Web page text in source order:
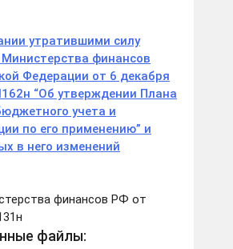
утратившими силу
Министерства финансов
Федерации от 6 декабря
“Об утверждении Плана
учета и
по его применению” и
в него изменений
финансов РФ от
файлы: